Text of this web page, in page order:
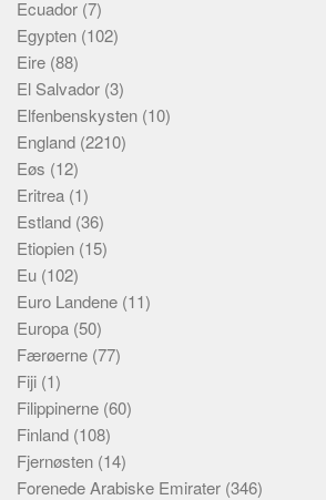
Ecuador (7)
Egypten (102)
Eire (88)
El Salvador (3)
Elfenbenskysten (10)
England (2210)
Eøs (12)
Eritrea (1)
Estland (36)
Etiopien (15)
Eu (102)
Euro Landene (11)
Europa (50)
Færøerne (77)
Fiji (1)
Filippinerne (60)
Finland (108)
Fjernøsten (14)
Forenede Arabiske Emirater (346)